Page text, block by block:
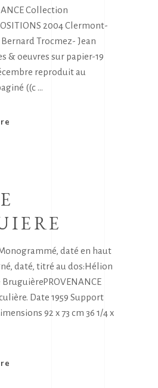
Collection
2004 Clermont-
Trocmez- Jean
& oeuvres sur papier-19
reproduit au
((c
daté en haut
daté, titré au dos:Hélion
Date 1959 Support
92 x 73 cm 36 1/4 x